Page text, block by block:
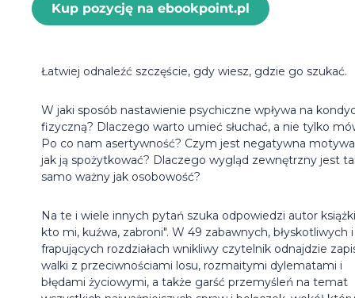
Kup pozycję na ebookpoint.pl
Łatwiej odnaleźć szczęście, gdy wiesz, gdzie go szukać.
W jaki sposób nastawienie psychiczne wpływa na
fizyczną? Dlaczego warto umieć słuchać, a nie tylko
Po co nam asertywność? Czym jest negatywna
jak ją spożytkować? Dlaczego wygląd zewnętrzny jest
samo ważny jak osobowość?
Na te i wiele innych pytań szuka odpowiedzi autor
kto mi, kuźwa, zabroni". W 49 zabawnych, błyskotliwych i
frapujących rozdziałach wnikliwy czytelnik odnajdzie
walki z przeciwnościami losu, rozmaitymi dylematami i
błędami życiowymi, a także garść przemyśleń na temat